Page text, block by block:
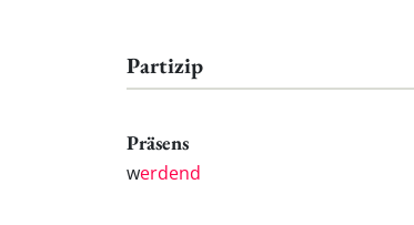
Partizip
Präsens
werdend